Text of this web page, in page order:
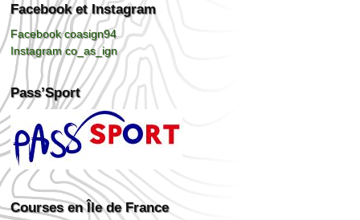
Facebook et Instagram
Facebook coasign94
Instagram co_as_ign
Pass’Sport
Courses en Île de France